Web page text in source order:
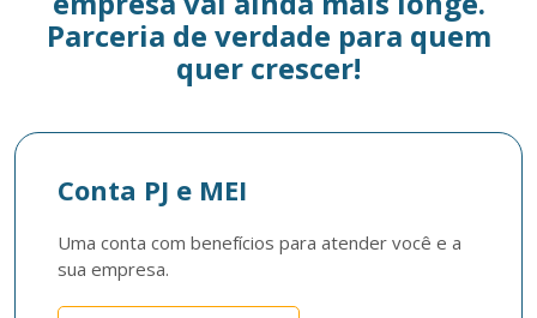
Parceria de verdade para quem
quer crescer!
Conta PJ e MEI
Uma conta com benefícios para atender você e a
sua empresa.